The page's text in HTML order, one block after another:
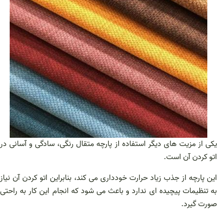
یکی از مزیت های دیگر استفاده از پارچه متقال رنگی، سادگی و آسانی در
اتو کردن آن است.
این پارچه از جذب زیاد حرارت خودداری می کند، بنابراین اتو کردن آن نیاز
به تنظیمات پیچیده ای ندارد و باعث می شود که انجام این کار به راحتی
صورت گیرد.